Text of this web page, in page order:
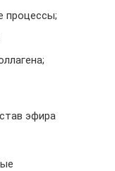
процессы;
эфира